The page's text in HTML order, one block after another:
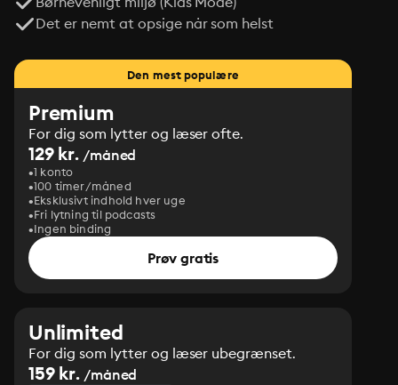
Det er nemt at opsige når som helst
Den mest populære
Premium
For dig som lytter og læser ofte.
129 kr. /måned
1 konto
100 timer/måned
Eksklusivt indhold hver uge
Fri lytning til podcasts
Ingen binding
Prøv gratis
Unlimited
For dig som lytter og læser ubegrænset.
159 kr. /måned